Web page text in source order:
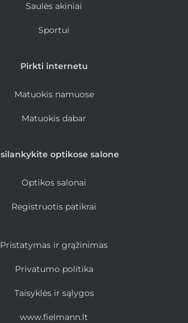
Saulės akiniai
Sportui
Pirkti internetu
Matuokis namuose
Matuokis dabar
optikose salone
Optikos salonai
Registruotis patikrai
Pristatymas ir grąžinimas
Privatumo politika
Taisyklės ir sąlygos
www.fielmann.lt